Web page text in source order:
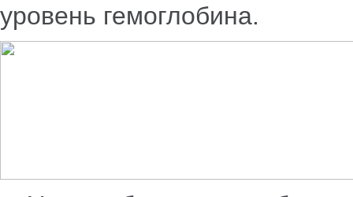
уровень гемоглобина.